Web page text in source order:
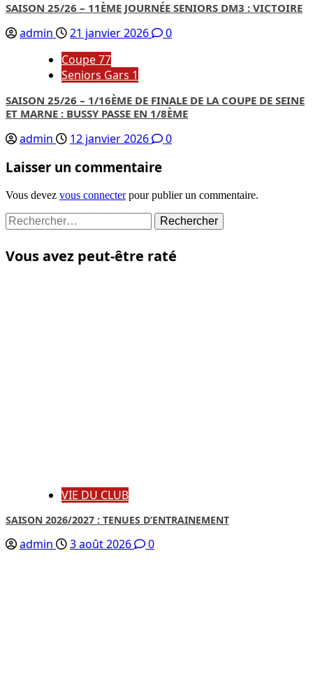
SAISON 25/26 – 11ÈME JOURNÉE SENIORS DM3 : VICTOIRE
admin 21 janvier 2026
0
Coupe 77
Seniors Gars 1
SAISON 25/26 – 1/16ÈME DE FINALE DE LA COUPE DE SEINE
ET MARNE : BUSSY PASSE EN 1/8ÈME
admin 12 janvier 2026 0
Laisser un commentaire
Vous devez vous connecterpour publier un commentaire.
Rechercher :
Vous avez peut-être raté
VIE DU CLUB
SAISON 2026/2027 : TENUES D’ENTRAINEMENT
admin 3 août 2026 0